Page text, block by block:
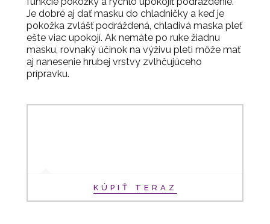
Je dobré aj dať masku do chladničky a keď je
pokožka zvlášť podráždená, chladivá maska pleť
ešte viac upokojí. Ak nemáte po ruke žiadnu
masku, rovnaký účinok na výživu pleti môže mať
aj nanesenie hrubej vrstvy zvlhčujúceho
prípravku.
KÚPIŤ TERAZ